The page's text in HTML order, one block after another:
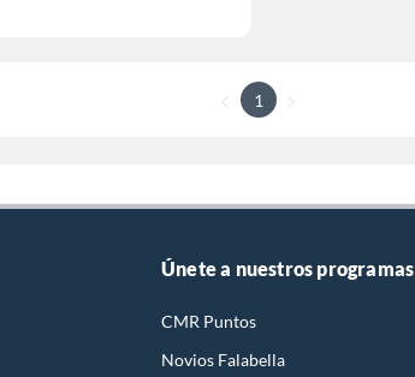
1
Únete a nuestros programas
CMR Puntos
Novios Falabella